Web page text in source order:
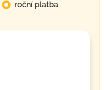
roční platba